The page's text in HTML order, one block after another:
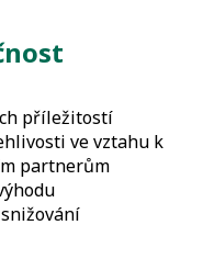
příležitostí
ve vztahu k
partnerům